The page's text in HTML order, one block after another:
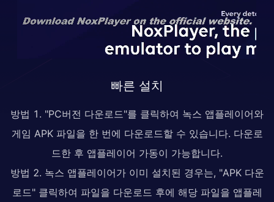
빠른 설치
방법 1. "PC버전 다운로드"를 클릭하여 녹스 앱플레이어와
게임 APK 파일을 한 번에 다운로드할 수 있습니다. 다운로
드한 후 앱플레이어 가동이 가능합니다.
방법 2. 녹스 앱플레이어가 이미 설치된 경우는, "APK 다운
로드" 클릭하여 파일을 다운로드 후에 해당 파일을 앱플레